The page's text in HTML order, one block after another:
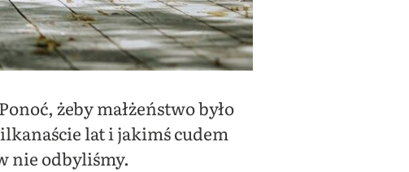
żeby małżeństwo było
lat i jakimś cudem
nie odbyliśmy.